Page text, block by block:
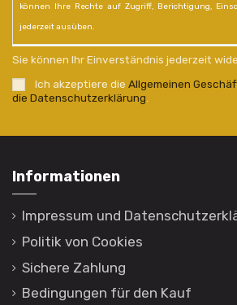
können Ihre Rechte auf Zugriff, Berichtigung,
jederzeit ausüben.
Sie können Ihr Einverständnis jederzeit
Ich akzeptiere die Allgemeinen
die Datenschutzerklärung.
Informationen
Impressum und
Politik von Cookies
Sichere Zahlung
Bedingungen für den Kauf